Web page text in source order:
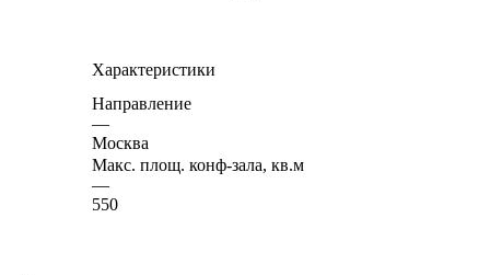
Характеристики
Направление
—
Москва
Макс. площ. конф-зала, кв.м
—
550